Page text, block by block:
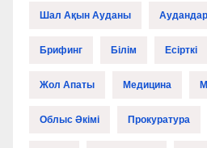
Шал Ақын Ауданы Аудандар
Брифинг Білім Есірткі
Жол Апаты Медицина
Облыс Әкімі Прокуратура